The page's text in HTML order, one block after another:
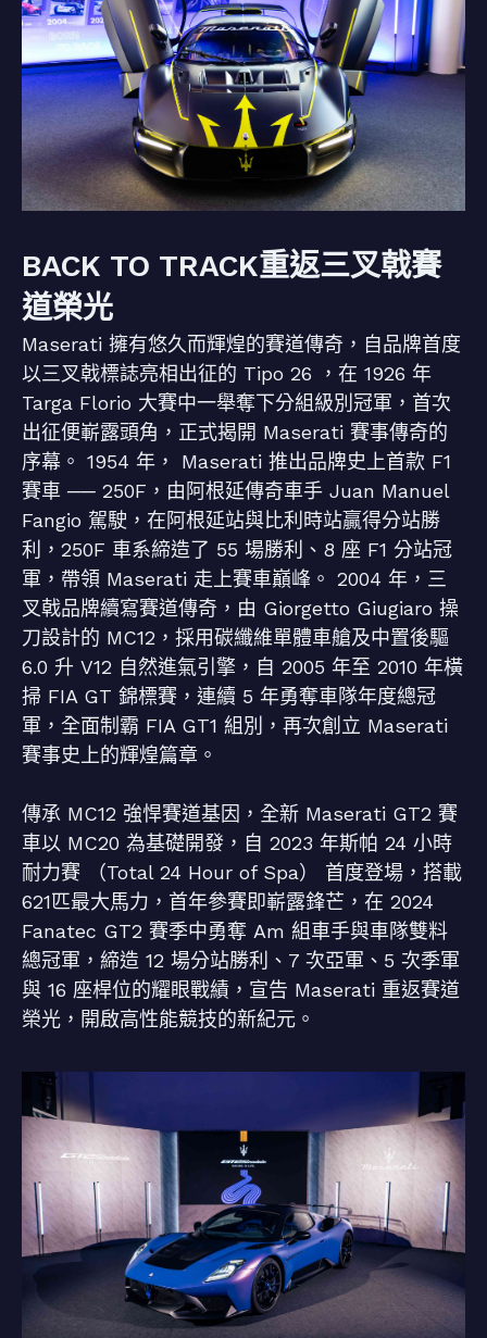
BACK TO TRACK重返三叉戟賽
道榮光
Maserati 擁有悠久而輝煌的賽道傳奇，自品牌首度
以三叉戟標誌亮相出征的 Tipo 26 ，在 1926 年
Targa Florio 大賽中一舉奪下分組級別冠軍，首次
出征便嶄露頭角，正式揭開 Maserati 賽事傳奇的
序幕。 1954 年， Maserati 推出品牌史上首款 F1
賽車 ── 250F，由阿根延傳奇車手 Juan Manuel
Fangio 駕駛，在阿根延站與比利時站贏得分站勝
利，250F 車系締造了 55 場勝利、8 座 F1 分站冠
軍，帶領 Maserati 走上賽車巔峰。 2004 年，三
叉戟品牌續寫賽道傳奇，由 Giorgetto Giugiaro 操
刀設計的 MC12，採用碳纖維單體車艙及中置後驅
6.0 升 V12 自然進氣引擎，自 2005 年至 2010 年橫
掃 FIA GT 錦標賽，連續 5 年勇奪車隊年度總冠
軍，全面制霸 FIA GT1 組別，再次創立 Maserati
賽事史上的輝煌篇章。
傳承 MC12 強悍賽道基因，全新 Maserati GT2 賽
車以 MC20 為基礎開發，自 2023 年斯帕 24 小時
耐力賽 （Total 24 Hour of Spa） 首度登場，搭載
621匹最大馬力，首年參賽即嶄露鋒芒，在 2024
Fanatec GT2 賽季中勇奪 Am 組車手與車隊雙料
總冠軍，締造 12 場分站勝利、7 次亞軍、5 次季軍
與 16 座桿位的耀眼戰績，宣告 Maserati 重返賽道
榮光，開啟高性能競技的新紀元。